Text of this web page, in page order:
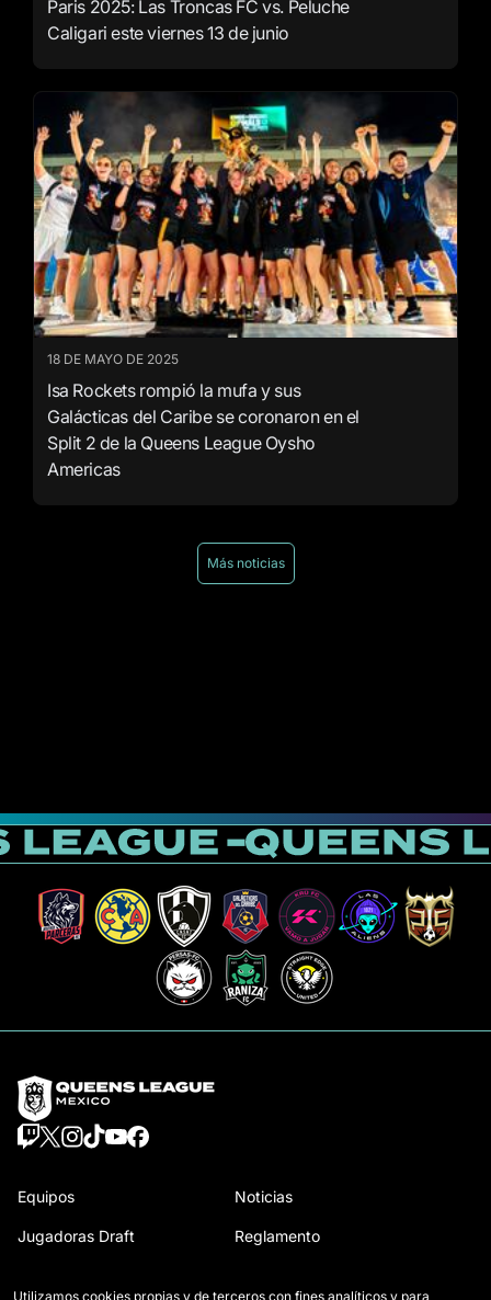
Paris 2025: Las Troncas FC vs. Peluche
Caligari este viernes 13 de junio
18 DE MAYO DE 2025
Isa Rockets rompió la mufa y sus
Galácticas del Caribe se coronaron en el
Split 2 de la Queens League Oysho
Americas
Más noticias
Equipos
Jugadoras Draft
Noticias
Reglamento
Utilizamos cookies propias y de terceros con fines analíticos y para